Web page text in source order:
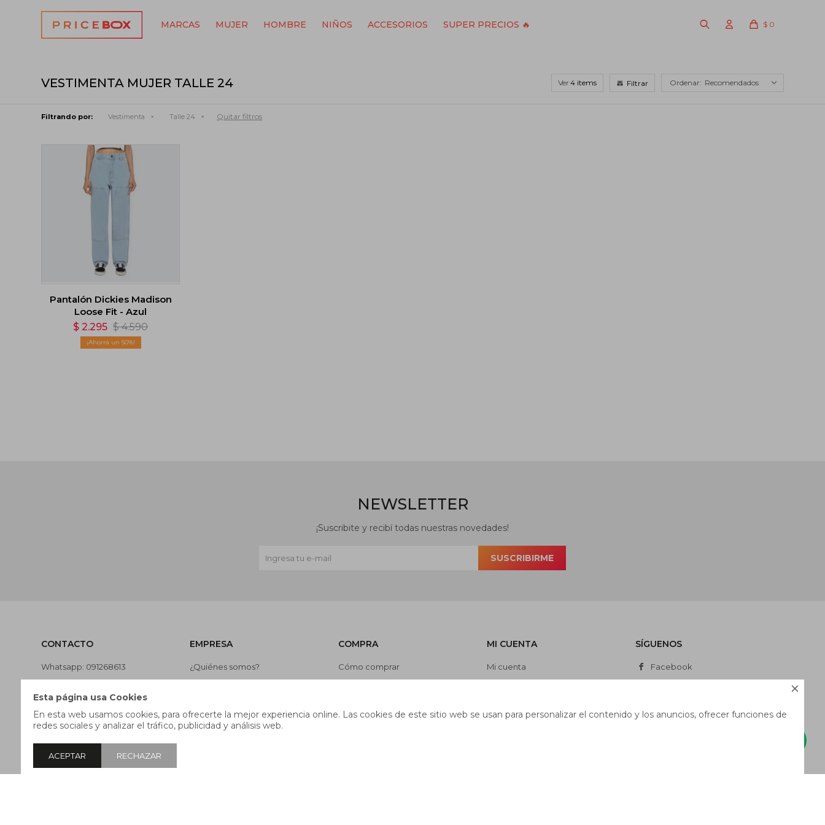

Esta página usa Cookies
En esta web usamos cookies, para ofrecerte la mejor experiencia online. Las cookies de este sitio web se usan para personalizar el contenido y los anuncios, ofrecer funciones de
redes sociales y analizar el tráfico, publicidad y análisis web.
ACEPTAR RECHAZAR
MARCAS MUJER HOMBRE NIÑOS ACCESORIOS SUPER PRECIOS 🔥 $ 0
VESTIMENTA MUJER TALLE 24 Ver Recomendados
Filtrando por: Vestimenta Talle 24 Quitar filtros
Pantalón Dickies Madison
Loose Fit - Azul
$ 2.295 $ 4.590
50
CONTACTO
Whatsapp: 091268613
Lunes a jueves de 9:00 a 13:00 y
de 14:00 a 17:45, viernes de 9:30
a 13:00 y de 14:00 a 17:45.
EMPRESA
¿Quiénes somos?
Nuestras tiendas
COMPRA
Cómo comprar
MI CUENTA
Mi cuenta
Wish List
SÍGUENOS
Facebook
NEWSLETTER
¡Suscribite y recibí todas nuestras novedades!
SUSCRIBIRME